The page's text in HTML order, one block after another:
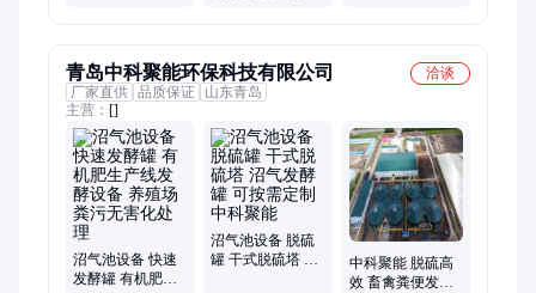
青岛中科聚能环保科技有限公司
洽谈
厂家直供 品质保证
山东青岛
主营： []
沼气池设备 快速
发酵罐 有机肥生
沼气池设备 脱硫
罐 干式脱硫塔 沼
中科聚能 脱硫高
效 畜禽粪便发酵